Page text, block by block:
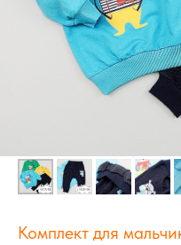
Комплект для